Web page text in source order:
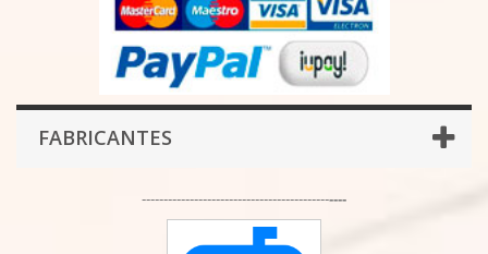
FABRICANTES
-----------------------------------------------